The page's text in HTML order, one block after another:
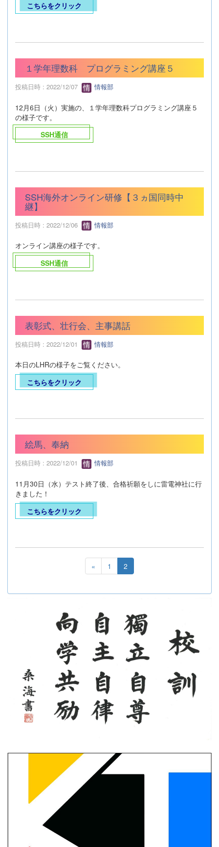
こちらをクリック
１学年理数科 プログラミング講座５
投稿日時 : 2022/12/07 情報部
12月6日（火）実施の、１学年理数科プログラミング講座５
の様子です。
SSH通信
SSH海外オンライン研修【３ヵ国同時中
継】
投稿日時 : 2022/12/06 情報部
オンライン講座の様子です。
SSH通信
表彰式、壮行会、主事講話
投稿日時 : 2022/12/01 情報部
本日のLHRの様子をご覧ください。
こちらをクリック
絵馬、奉納
投稿日時 : 2022/12/01 情報部
11月30日（水）テスト終了後、合格祈願をしに雷電神社に行
きました！
こちらをクリック
« 1 2